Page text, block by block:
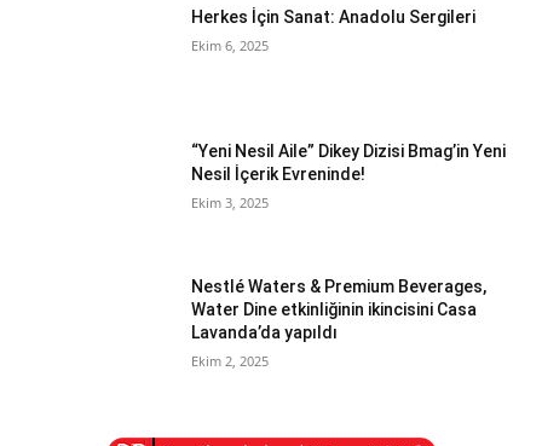
Herkes İçin Sanat: Anadolu Sergileri
Ekim 6, 2025
“Yeni Nesil Aile” Dikey Dizisi Bmag’in Yeni
Nesil İçerik Evreninde!
Ekim 3, 2025
Nestlé Waters & Premium Beverages,
Water Dine etkinliğinin ikincisini Casa
Lavanda’da yapıldı
Ekim 2, 2025